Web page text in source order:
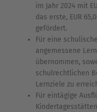
im Jahr 2024 mit
das erste, EUR
gefördert.
Für eine
angemessene
übernommen,
schulrechtlichen
Lernziele zu
Für eintägige